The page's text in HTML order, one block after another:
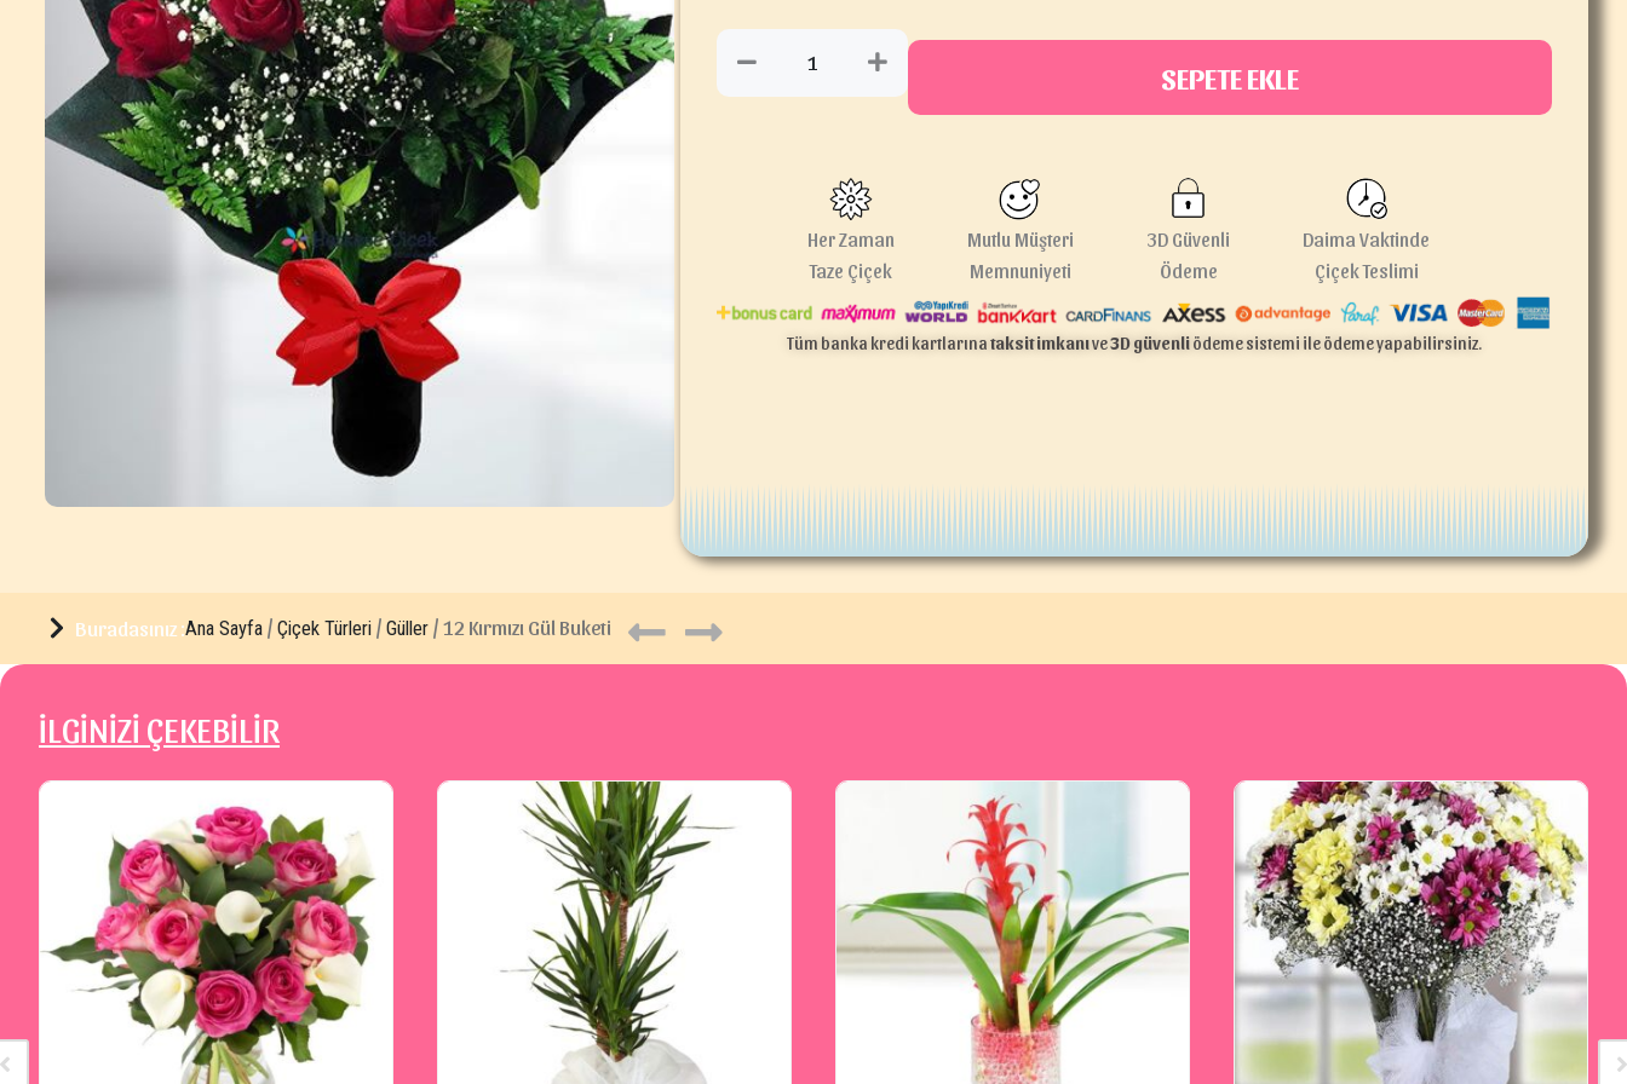
SEPETE EKLE
Her Zaman
Taze Çiçek
Mutlu Müşteri
Memnuniyeti
3D Güvenli
Ödeme
Daima Vaktinde
Çiçek Teslimi
Tüm banka kredi kartlarınataksit imkanıve3D güvenliödeme sistemi ile ödeme yapabilirsiniz.
Buradasınız :Ana Sayfa / Çiçek Türleri / Güller / 12 Kırmızı Gül Buketi
İLGİNİZİ ÇEKEBİLİR